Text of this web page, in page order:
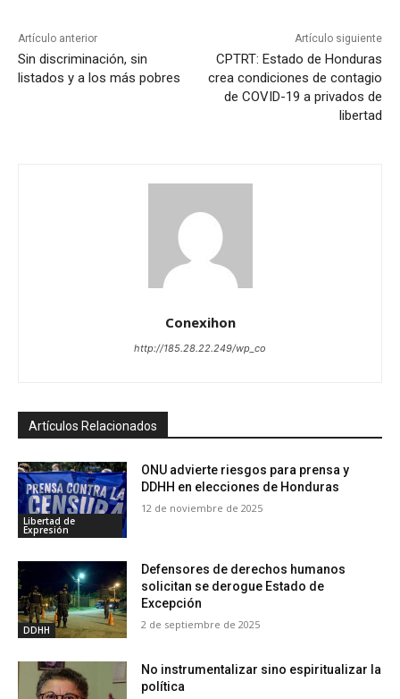
Artículo anterior
Sin discriminación, sin
listados y a los más pobres
Artículo siguiente
CPTRT: Estado de Honduras
crea condiciones de contagio
de COVID-19 a privados de
libertad
Conexihon
http://185.28.22.249/wp_co
Artículos Relacionados
Libertad de
Expresión
ONU advierte riesgos para prensa y
DDHH en elecciones de Honduras
12 de noviembre de 2025
DDHH
Defensores de derechos humanos
solicitan se derogue Estado de
Excepción
2 de septiembre de 2025
No instrumentalizar sino espiritualizar la
política